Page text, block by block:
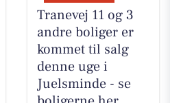
Tranevej 11 og 3
andre boliger er
kommet til salg
denne uge i
Juelsminde - se